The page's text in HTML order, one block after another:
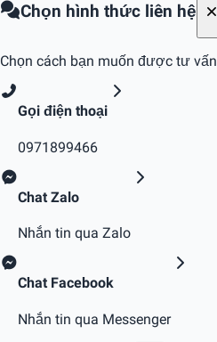
Chọn hình thức liên hệ
Chọn cách bạn muốn được tư vấn
Gọi điện thoại
0971899466
Chat Zalo
Nhắn tin qua Zalo
Chat Facebook
Nhắn tin qua Messenger